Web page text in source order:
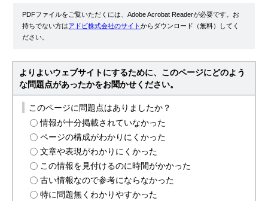
PDFファイルをご覧いただくには、Adobe Acrobat Readerが必要です。お
持ちでない方はアドビ株式会社のサイトからダウンロード（無料）してく
ださい。
よりよいウェブサイトにするために、このページにどのよう
な問題点があったかをお聞かせください。
このページに問題点はありましたか？
情報が十分掲載されていなかった
ページの構成がわかりにくかった
文章や表現がわかりにくかった
この情報を見付けるのに時間がかかった
古い情報なので参考にならなかった
特に問題無くわかりやすかった